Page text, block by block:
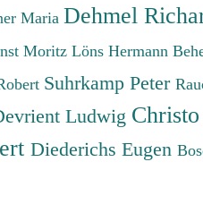
Maria Dehmel
Moritz Löns Hermann
Suhrkamp Peter
Ludwig
Diederichs Eugen